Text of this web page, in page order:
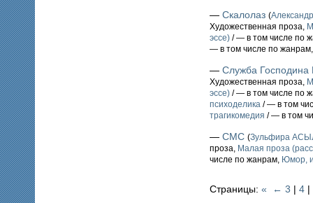
— Скалолаз (
Художественная проза,
эссе) / — в том числе по
— в том числе по
— Служба Господина
Художественная проза,
эссе) / — в том числе по
психоделика / — в том
трагикомедия / — в том
— СМС (Зульфира
проза, Малая проза
числе по жанрам, Юмор,
Страницы: « ← 3 | 4 |